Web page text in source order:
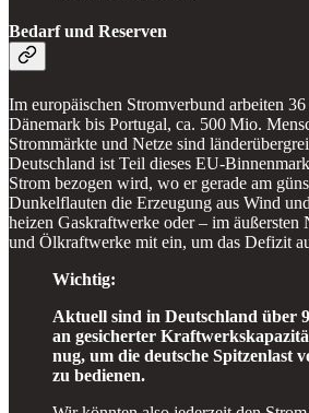
Bedarf und Reserven
Im europäischen Stromverbund arbeiten
Dänemark bis Portugal, ca. 500 Mio.
Strommärkte und Netze sind
Deutschland ist Teil dieses EU-
Strom bezogen wird, wo er gerade am
Dunkelflauten die Erzeugung aus Wind
heizen Gaskraftwerke oder – im
und Ölkraftwerke mit ein, um das Defizit
Wichtig:
Ak­tu­ell sind in Deutsch­land über
an ge­si­cher­ter
nug, um die deut­sche Spit­zen­last
zu be­die­nen.